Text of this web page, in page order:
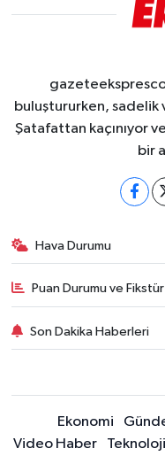
buluştururken, sadelik
Şatafattan kaçınıyor
bir
Hava Durumu
Puan Durumu ve Fikstür
Son Dakika Haberleri
Ekonomi
Video Haber
Teknoloji